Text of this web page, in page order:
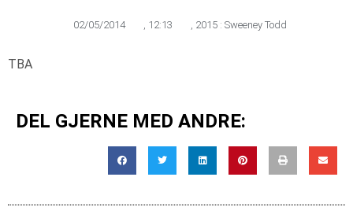
02/05/2014 , 12:13 , 2015 : Sweeney Todd
TBA
DEL GJERNE MED ANDRE: